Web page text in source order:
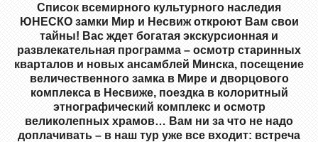
Список всемирного культурного наследия
ЮНЕСКО замки Мир и Несвиж откроют Вам свои
тайны! Вас ждет богатая экскурсионная и
развлекательная программа – осмотр старинных
кварталов и новых ансамблей Минска, посещение
величественного замка в Мире и дворцового
комплекса в Несвиже, поездка в колоритный
этнографический комплекс и осмотр
великолепных храмов… Вам ни за что не надо
доплачивать – в наш тур уже все входит: встреча